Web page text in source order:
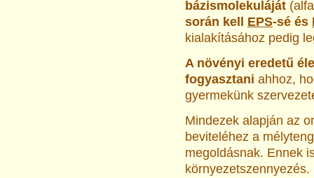
bázismolekuláját
során kell EPS-sé és
kialakításához pedig
A növényi eredetű
fogyasztani ahhoz,
gyermekünk
Mindezek alapján az
beviteléhez a
megoldásnak. Ennek
környezetszennyezés.